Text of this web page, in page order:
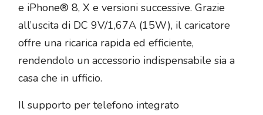
e iPhone® 8, X e versioni successive. Grazie
all’uscita di DC 9V/1,67A (15W), il caricatore
offre una ricarica rapida ed efficiente,
rendendolo un accessorio indispensabile sia a
casa che in ufficio.
Il supporto per telefono integrato